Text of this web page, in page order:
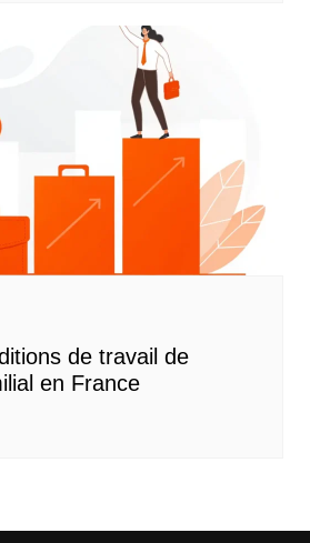
de travail de
en France